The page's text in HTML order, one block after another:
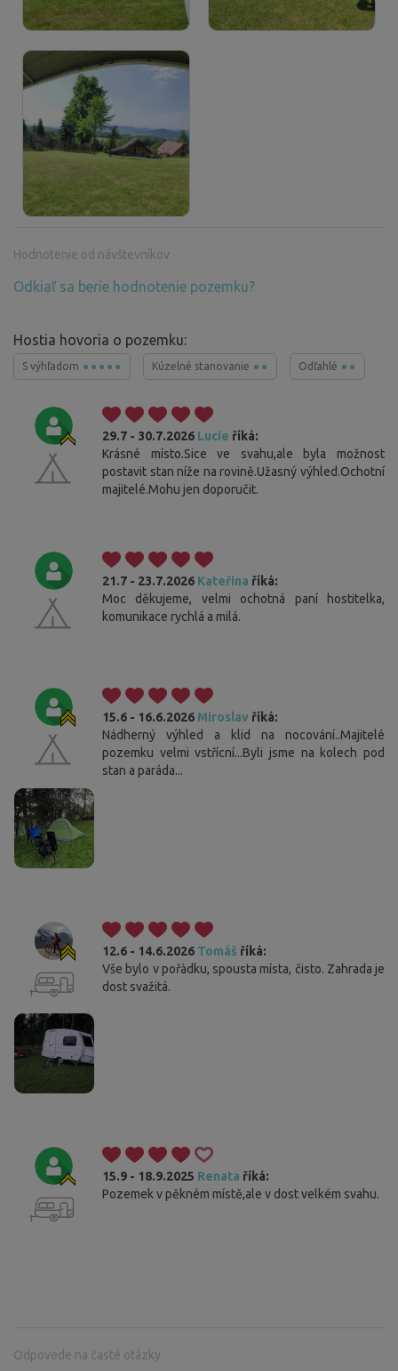
Hodnotenie od návštevníkov
Odkiaľ sa berie hodnotenie pozemku?
Hostia hovoria o pozemku:
S výhľadom Kúzelné stanovanie Odľahlé
29.7 - 30.7.2026 Lucie říká:
Krásné místo.Sice ve svahu,ale byla možnost
postavit stan níže na rovině.Užasný výhled.Ochotní
majitelé.Mohu jen doporučit.
21.7 - 23.7.2026 Kateřina říká:
Moc děkujeme, velmi ochotná paní hostitelka,
komunikace rychlá a milá.
15.6 - 16.6.2026 Miroslav říká:
Nádherný výhled a klid na nocování..Majitelé
pozemku velmi vstřícní...Byli jsme na kolech pod
stan a paráda...
12.6 - 14.6.2026 Tomáš říká:
Vše bylo v pořàdku, spousta místa, čisto. Zahrada je
dost svažitá.
15.9 - 18.9.2025 Renata říká:
Pozemek v pěkném místě,ale v dost velkém svahu.
Odpovede na časté otázky